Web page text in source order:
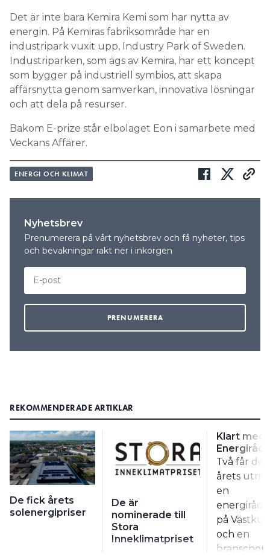
Det är inte bara Kemira Kemi som har nytta av
energin. På Kemiras fabriksområde har en
industripark vuxit upp, Industry Park of Sweden.
Industriparken, som ägs av Kemira, har ett koncept
som bygger på industriell symbios, att skapa
affärsnytta genom samverkan, innovativa lösningar
och att dela på resurser.
Bakom E-prize står elbolaget Eon i samarbete med
Veckans Affärer.
ENERGI OCH KLIMAT
Nyhetsbrev
Prenumerera på vårt nyhetsbrev och få nyheter, tips
och bevakningar rakt ner i inkorgen
REKOMMENDERADE ARTIKLAR
De fick årets
solenergipriser
De är
nominerade till
Stora
Inneklimatpriset
Klart med
Två får
årets
en
på
och en